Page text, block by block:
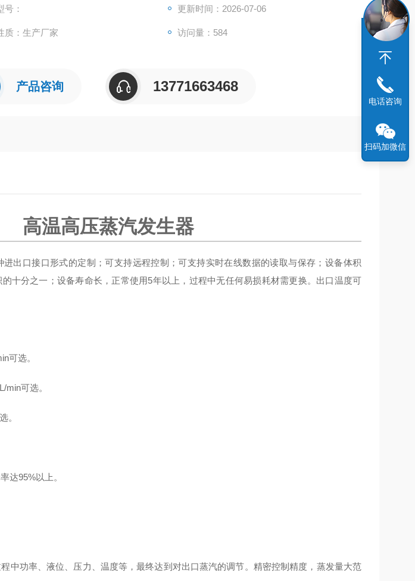
号： 更新时间：2026-07-06
质：生产厂家 访问量：584
产品咨询 13771663468
高温高压蒸汽发生器
进出口接口形式的定制；可支持远程控制；可支持实时在线数据的读取与保存；设备体积
十分之一；设备寿命长，正常使用5年以上，过程中无任何易损耗材需更换。出口温度可
可选。
min可选。
。
达95%以上。
中功率、液位、压力、温度等，最终达到对出口蒸汽的调节。精密控制精度，蒸发量大范
电话咨询
扫码加微信